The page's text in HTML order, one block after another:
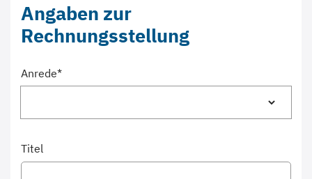
Angaben zur
Rechnungsstellung
Anrede*
Titel